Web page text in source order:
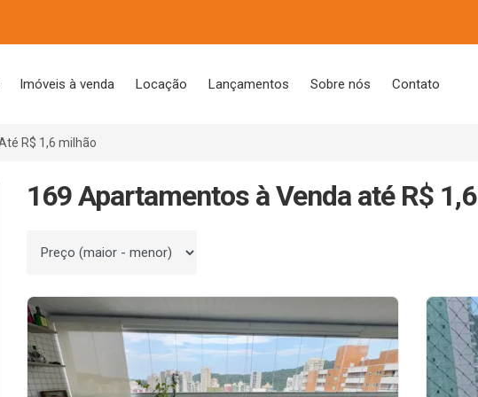
Imóveis à venda Locação Lançamentos Sobre nós Contato
R$ 1,6 milhão
169 Apartamentos à Venda até R$
Ordenar por